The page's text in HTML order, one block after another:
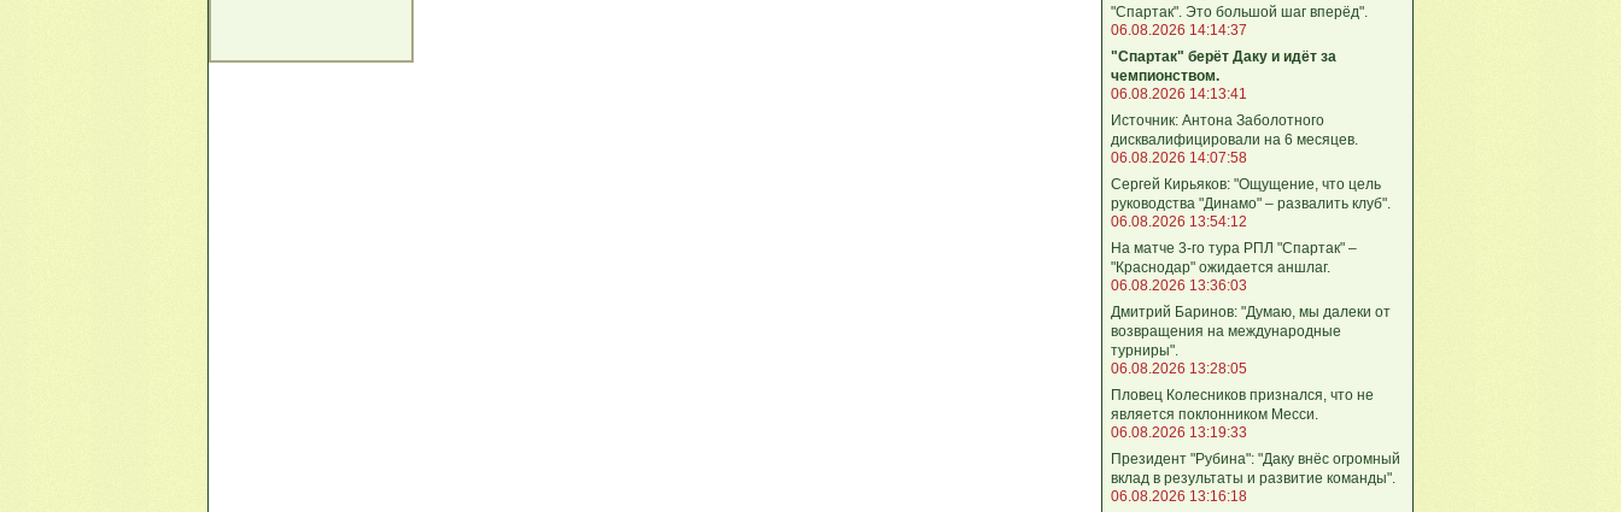
"Спартак". Это большой шаг вперёд".
06.08.2026 14:14:37
"Спартак" берёт Даку и идёт за
чемпионством.
06.08.2026 14:13:41
Источник: Антона Заболотного
дисквалифицировали на 6 месяцев.
06.08.2026 14:07:58
Сергей Кирьяков: "Ощущение, что цель
руководства "Динамо" – развалить клуб".
06.08.2026 13:54:12
На матче 3-го тура РПЛ "Спартак" –
"Краснодар" ожидается аншлаг.
06.08.2026 13:36:03
Дмитрий Баринов: "Думаю, мы далеки от
возвращения на международные
турниры".
06.08.2026 13:28:05
Пловец Колесников признался, что не
является поклонником Месси.
06.08.2026 13:19:33
Президент "Рубина": "Даку внёс огромный
вклад в результаты и развитие команды".
06.08.2026 13:16:18